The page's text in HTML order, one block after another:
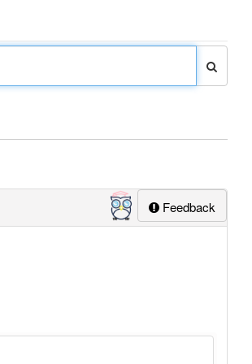
Feedback